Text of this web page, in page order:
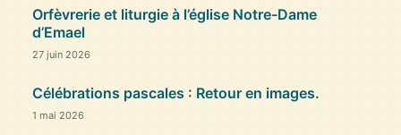
Orfèvrerie et liturgie à l’église Notre-Dame
d’Emael
27 juin 2026
Célébrations pascales : Retour en images.
1 mai 2026